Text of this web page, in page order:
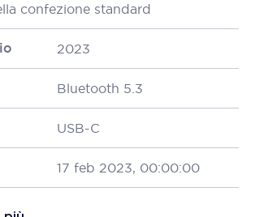
confezione standard
2023
Bluetooth 5.3
USB-C
17 feb 2023, 00:00:00